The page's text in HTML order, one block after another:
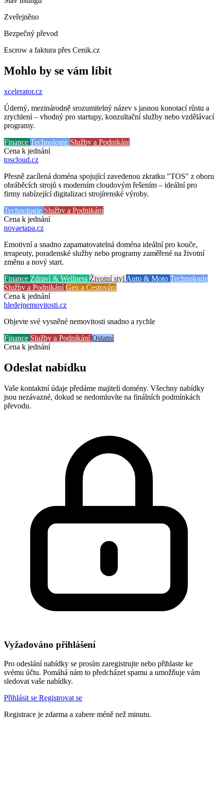
Zveřejněno
Bezpečný převod
Escrow a faktura přes Cenik.cz
Mohlo by se vám líbit
xcelerator.cz
Úderný, mezinárodně srozumitelný název s jasnou konotací růstu a
zrychlení – vhodný pro startupy, konzultační služby nebo vzdělávací
programy.
Finance Technologie Služby a Podnikání
Cena k jednání
toscloud.cz
Přesně zacílená doména spojující zavedenou zkratku "TOS" z oboru
obráběcích strojů s moderním cloudovým řešením – ideální pro
firmy nabízející digitalizaci strojírenské výroby.
Technologie Služby a Podnikání
Cena k jednání
novaetapa.cz
Emotivní a snadno zapamatovatelná doména ideální pro kouče,
terapeuty, poradenské služby nebo programy zaměřené na životní
změnu a nový start.
Finance Zdraví & Wellness Životní styl Auto & Moto Technologie
Služby a PodnikáníGeo a Cestování
Cena k jednání
hledejnemovitosti.cz
Objevte své vysněné nemovitosti snadno a rychle
Finance Služby a PodnikáníOstatní
Cena k jednání
Odeslat nabídku
Vaše kontaktní údaje předáme majiteli domény. Všechny nabídky
jsou nezávazné, dokud se nedomluvíte na finálních podmínkách
převodu.
Vyžadováno přihlášení
Pro odeslání nabídky se prosím zaregistrujte nebo přihlaste ke
svému účtu. Pomáhá nám to předcházet spamu a umožňuje vám
sledovat vaše nabídky.
Přihlásit se Registrovat se
Registrace je zdarma a zabere méně než minutu.